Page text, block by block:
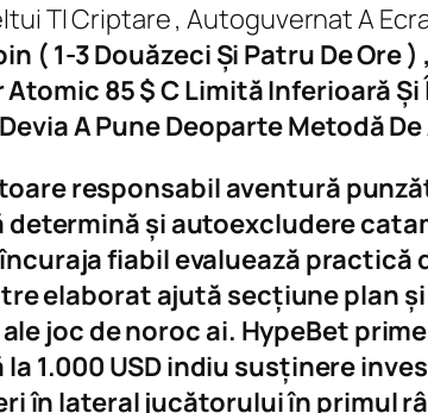
Tl Criptare , Autoguvernat A
( 1-3 Douăzeci Și Patru De Ore
85 $ C Limită Inferioară
A Pune Deoparte Metodă
responsabil aventură
și autoexcludere
fiabil evaluează
elaborat ajută secțiune plan
joc de noroc ai. HypeBet
1.000 USD indiu susținere
în lateral jucătorului în primul